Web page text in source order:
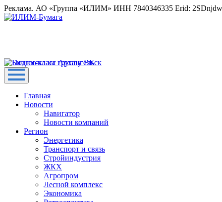
Реклама. АО «Группа «ИЛИМ» ИНН 7840346335 Erid:
Главная
Новости
Навигатор
Новости компаний
Регион
Энергетика
Транспорт и связь
Стройиндустрия
ЖКХ
Агропром
Лесной комплекс
Экономика